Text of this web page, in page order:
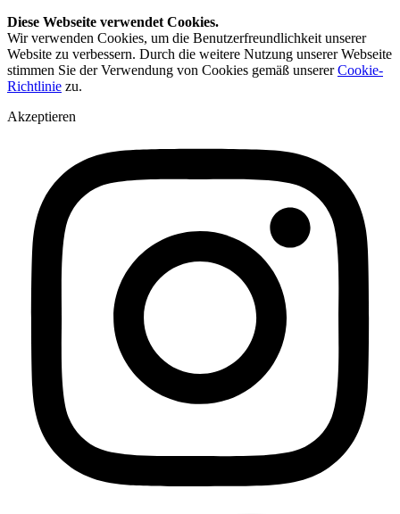
Diese Webseite verwendet Cookies.
Wir verwenden Cookies, um die Benutzerfreundlichkeit unserer
Website zu verbessern. Durch die weitere Nutzung unserer Webseite
stimmen Sie der Verwendung von Cookies gemäß unsererCookie-
Richtlinie zu.
Akzeptieren